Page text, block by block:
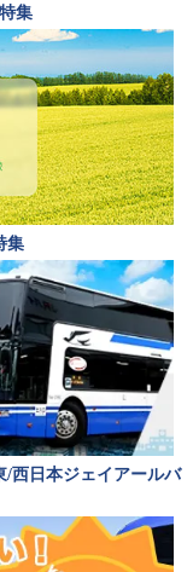
集
集
/西日本ジェイアールバ